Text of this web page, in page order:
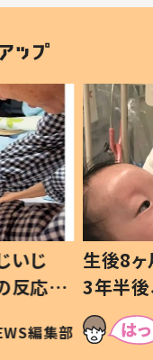
息子 約
記に書い
編集部
ソファ
子 し
すべて
いから